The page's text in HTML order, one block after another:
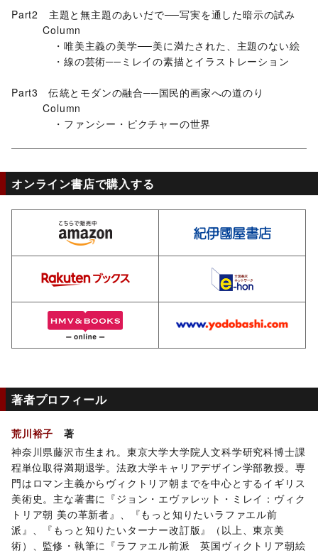
Part2 主題と無主題のあいだで──写実を通した暗示の試み
Column
・唯美主義の美学──美に満たされた、主題のない絵
・線の芸術──ミレイの素描とイラストレーション
Part3 伝統とモダンの融合──国民的画家への道のり
Column
・ファンシー・ピクチャーの世界
オンライン書店で購入する
著者プロフィール
荒川裕子 著
神奈川県藤沢市生まれ。東京大学大学院人文科学研究科博士課
程単位取得満期退学。法政大学キャリアデザイン学部教授。専
門はロマン主義からヴィクトリア朝までを中心とするイギリス
美術史。主な著書に『ジョン・エヴァレット・ミレイ：ヴィク
トリア朝 美の革新者』、『もっと知りたいラファエル前
派』、『もっと知りたいターナー改訂版』（以上、東京美
術）、監修・執筆に『ラファエル前派 英国ヴィクトリア朝絵